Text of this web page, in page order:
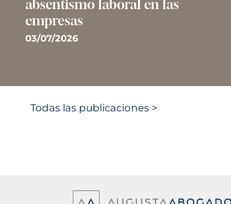
absentismo laboral en las
empresas
03/07/2026
Todas las publicaciones >